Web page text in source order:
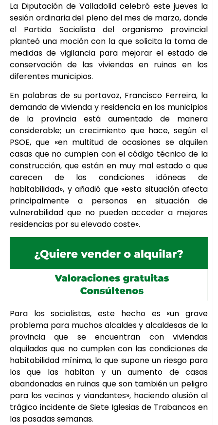
La Diputación de Valladolid celebró este jueves la
sesión ordinaria del pleno del mes de marzo, donde
el Partido Socialista del organismo provincial
planteó una moción con la que solicita la toma de
medidas de vigilancia para mejorar el estado de
conservación de las viviendas en ruinas en los
diferentes municipios.
En palabras de su portavoz, Francisco Ferreira, la
demanda de vivienda y residencia en los municipios
de la provincia está aumentado de manera
considerable; un crecimiento que hace, según el
PSOE, que «en multitud de ocasiones se alquilen
casas que no cumplen con el código técnico de la
construcción, que están en muy mal estado o que
carecen de las condiciones idóneas de
habitabilidad», y añadió que «esta situación afecta
principalmente a personas en situación de
vulnerabilidad que no pueden acceder a mejores
residencias por su elevado coste».
Para los socialistas, este hecho es «un grave
problema para muchos alcaldes y alcaldesas de la
provincia que se encuentran con viviendas
alquiladas que no cumplen con las condiciones de
habitabilidad mínima, lo que supone un riesgo para
los que las habitan y un aumento de casas
abandonadas en ruinas que son también un peligro
para los vecinos y viandantes», haciendo alusión al
trágico incidente de Siete Iglesias de Trabancos en
las pasadas semanas.